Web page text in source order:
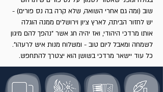
שוב (ומה גם אחרי השואה, שלא קרה בה נס פורים) -
יש לחזור הביתה, לארץ ציון וירושלים ממנה הוגלה
אותו מרדכי היהודי, ואז יהיה חג אשר "נהפך להם מיגון
לשמחה ומאבל ליום טוב - ומשלוח מנות איש לרעהו".
כל עוד יישאר מרדכי בשושן הוא יצטרך להתחפש.